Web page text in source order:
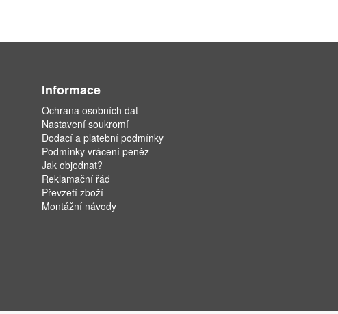
Informace
Ochrana osobních dat
Nastavení soukromí
Dodací a platební podmínky
Podmínky vrácení peněz
Jak objednat?
Reklamační řád
Převzetí zboží
Montážní návody